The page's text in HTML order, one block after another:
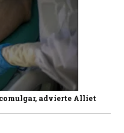
advierte Alliet